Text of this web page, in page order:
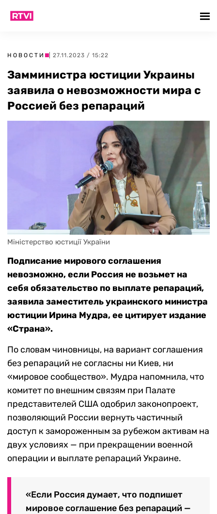
НОВОСТИ | 27.11.2023 / 15:22
Замминистра юстиции Украины
заявила о невозможности мира с
Россией без репараций
Міністерство юстиції України
Подписание мирового соглашения
невозможно, если Россия не возьмет на
себя обязательство по выплате репараций,
заявила заместитель украинского министра
юстиции Ирина Мудра, ее цитирует издание
«Страна».
По словам чиновницы, на вариант соглашения
без репараций не согласны ни Киев, ни
«мировое сообщество». Мудра напомнила, что
комитет по внешним связям при Палате
представителей США одобрил законопроект,
позволяющий России вернуть частичный
доступ к замороженным за рубежом активам на
двух условиях — при прекращении военной
операции и выплате репараций Украине.
«Если Россия думает, что подпишет
мировое соглашение без репараций —